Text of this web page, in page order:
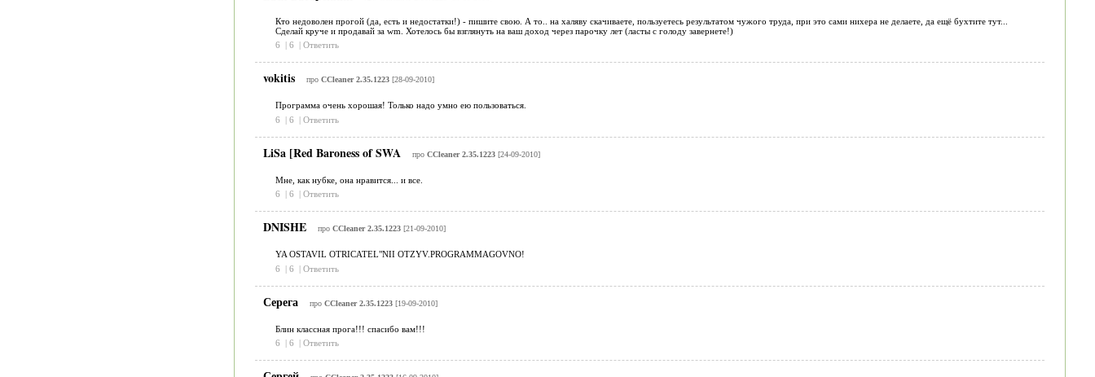
Кто недоволен прогой (да, есть и недостатки!) - пишите свою. А то.. на халяву скачиваете, пользуетесь результатом чужого труда, при это сами нихера не делаете, да ещё бухтите тут...
Сделай круче и продавай за wm. Хотелось бы взглянуть на ваш доход через парочку лет (ласты с голоду завернете!)
6
| 6 | Ответить
vokitis про CCleaner 2.35.1223[28-09-2010]
Программа очень хорошая! Только надо умно ею пользоваться.
6
| 6 | Ответить
LiSa [Red Baroness of SWA про CCleaner 2.35.1223[24-09-2010]
Мне, как нубке, она нравится... и все.
6
| 6 | Ответить
DNISHE про CCleaner 2.35.1223[21-09-2010]
YA OSTAVIL OTRICATEL"NII OTZYV.PROGRAMMAGOVNO!
6
| 6 | Ответить
Серега про CCleaner 2.35.1223[19-09-2010]
Блин классная прога!!! спасибо вам!!!
6
| 6 | Ответить